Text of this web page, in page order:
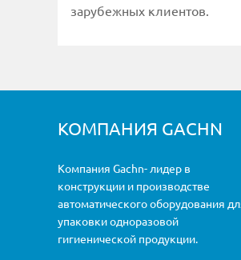
зарубежных клиентов.
КОМПАНИЯ GACHN
Компания Gachn- лидер в
конструкции и производстве
автоматического оборудования
упаковки одноразовой
гигиенической продукции.